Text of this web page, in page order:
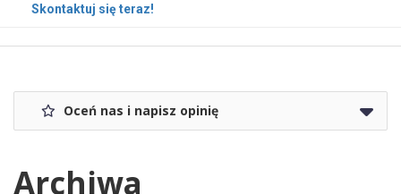
Skontaktuj się teraz!
Oceń nas i napisz opinię
Archiwa